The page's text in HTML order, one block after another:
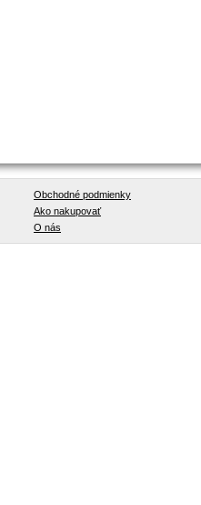
Obchodné podmienky
Ako nakupovať
O nás